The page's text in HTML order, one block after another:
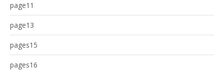
page11
page13
pages15
pages16